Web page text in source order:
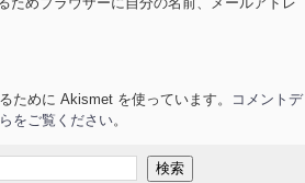
ために Akismet を使っています。
コメントデ
をご覧ください。